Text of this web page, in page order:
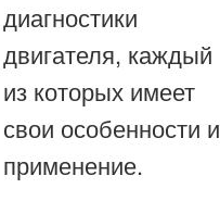
диагностики
двигателя, каждый
из которых имеет
свои особенности и
применение.